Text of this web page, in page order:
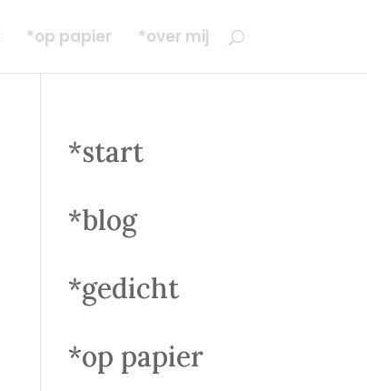
*op papier *over mij
*start
*blog
*gedicht
*op papier